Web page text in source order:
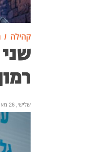
קהילה
שלישי, 26 מאי 2026